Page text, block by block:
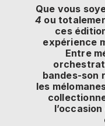
Que vous
4 ou
ces
expérience
Entre
bandes-son
les